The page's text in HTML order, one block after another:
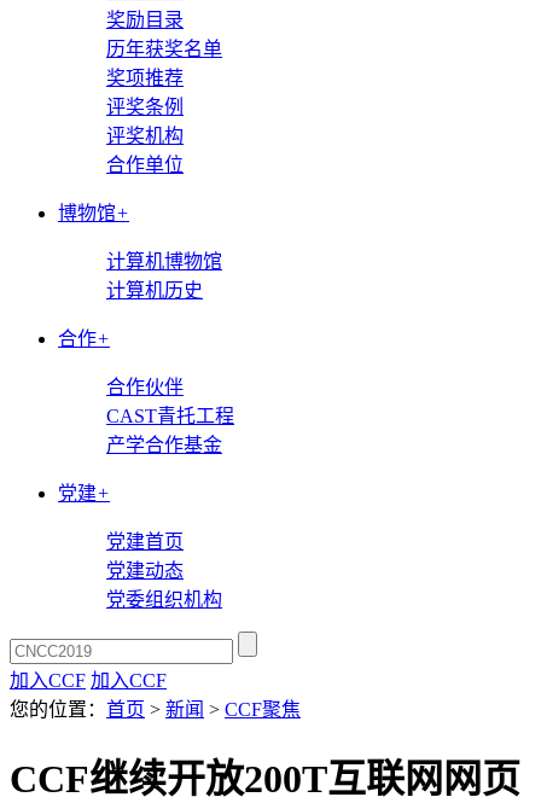
奖励目录
历年获奖名单
奖项推荐
评奖条例
评奖机构
合作单位
博物馆+
计算机博物馆
计算机历史
合作+
合作伙伴
CAST青托工程
产学合作基金
党建+
党建首页
党建动态
党委组织机构
加入CCF 加入CCF
您的位置： 首页 > 新闻 > CCF聚焦
CCF继续开放200T互联网网页